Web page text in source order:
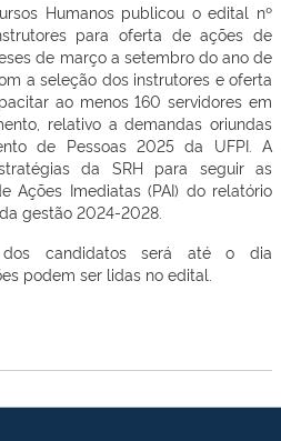
Humanos publicou o edital nº
para oferta de ações de
de março a setembro do ano de
a seleção dos instrutores e oferta
ao menos 160 servidores em
relativo a demandas oriundas
de Pessoas 2025 da UFPI. A
da SRH para seguir as
Ações Imediatas (PAI) do relatório
gestão 2024-2028.
candidatos será até o dia
podem ser lidas no edital.